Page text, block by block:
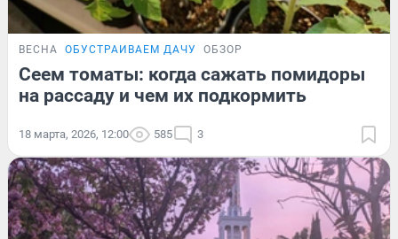
ВЕСНА ОБУСТРАИВАЕМ ДАЧУ ОБЗОР
Сеем томаты: когда сажать помидоры
на рассаду и чем их подкормить
18 марта, 2026, 12:00 585 3